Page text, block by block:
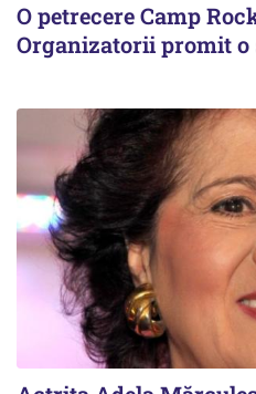
O petrecere Camp
Organizatorii promit o